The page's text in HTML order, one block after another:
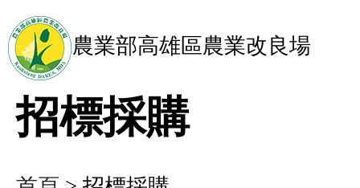
農業部高雄區農業改良場
招標採購